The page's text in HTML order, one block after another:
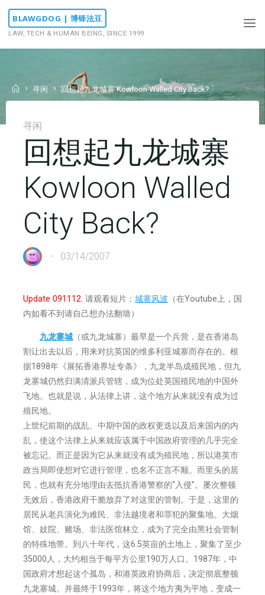
Skip
content
BLAWGDOG | 博铎法豆
LAW, TECH & HUMAN BEING, SINCE 1999
Home
寻闲 回想起九龙城寨 Kowloon Walled City Back?
寻闲
回想起九龙城寨
Kowloon Walled
City Back?
03/14/2007
Update 091112: 请观看短片： 城寨风波 （在Youtube上，国
内如看不到请自己想办法翻墙）
九龙寨城（或九龙城寨）最早是一个兵营，是在香港岛
割让出去以后，用来对抗英国的维多利亚城寨而存在的。根
据1898年《展拓香港界址专条》，九龙半岛成殖民地，但九
龙寨城仍然归满清派兵管辖，成为位处英国殖民地的中国外
飞地。也就是说，从法律上讲，这个地方从来就没有成为过
殖民地。
上世纪前期的战乱、中期中国的政权更迭以及后来国内的内
乱，使这个法律上从来就应该属于中国政府管理的几乎完全
被忘记。而正是因为它从来就没有成为殖民地，所以港英市
政当局即使想对它进行管理，也名不正言不顺。而里头的居
民，也就有充分地理由去抵抗香港警察的“入侵”。屡次整顿
无效后，香港政府干脆放弃了对这里的管制。于是，这里的
居民从老兵演化为难民、非法越境者和罪犯的聚集地。大烟
馆、妓院、赌场、非法医馆林立，成为了完全由黑社会管制
的特殊地带。到八十年代，这6.5英亩的土地上，聚集了至少
35000人，大约相当于每平方公里190万人口。1987年，中
国政府才想起这个孤岛，和港英政府协商后，决定彻底整顿
九龙寨城。并最终于1993年，将这个地方夷为平地，变成一